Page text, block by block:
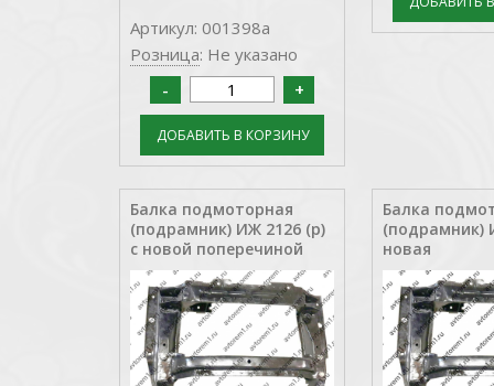
Артикул: 001398а
Розница: Не указано
Балка подмоторная
(подрамник) ИЖ 2126 (р)
с новой поперечиной
Балка
(подрамник)
новая